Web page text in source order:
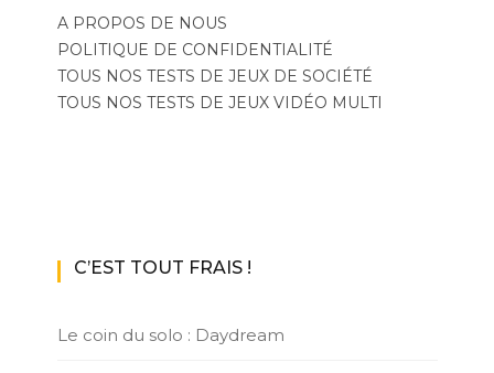
A PROPOS DE NOUS
POLITIQUE DE CONFIDENTIALITÉ
TOUS NOS TESTS DE JEUX DE SOCIÉTÉ
TOUS NOS TESTS DE JEUX VIDÉO MULTI
C’EST TOUT FRAIS !
Le coin du solo : Daydream